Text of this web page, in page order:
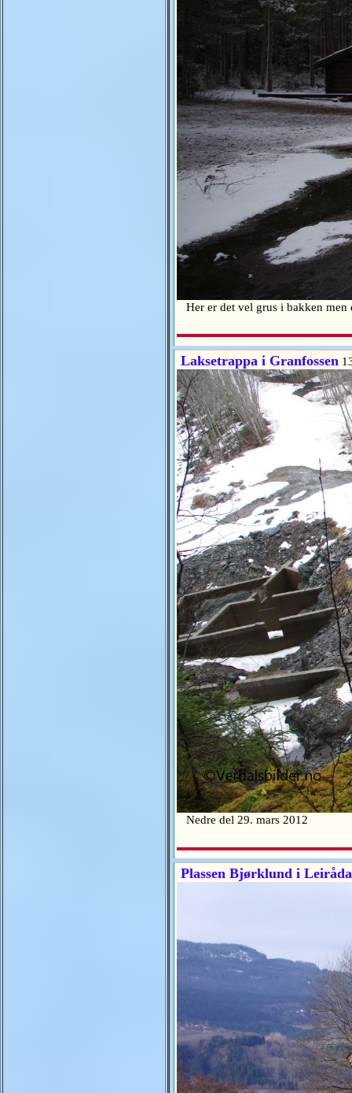
Her er det vel grus i bakken
Laksetrappa i Granfossen
Nedre del 29. mars 2012
Plassen Bjørklund i